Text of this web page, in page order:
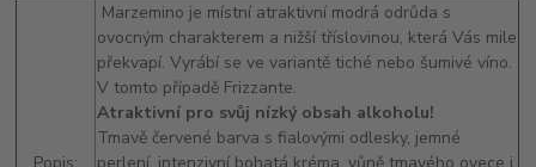
Marzemino je místní atraktivní modrá odrůda s
ovocným charakterem a nižší tříslovinou, která Vás mile
překvapí. Vyrábí se ve variantě tiché nebo šumivé víno.
V tomto případě Frizzante.
Atraktivní pro svůj nízký obsah alkoholu!
Tmavě červené barva s fialovými odlesky, jemné